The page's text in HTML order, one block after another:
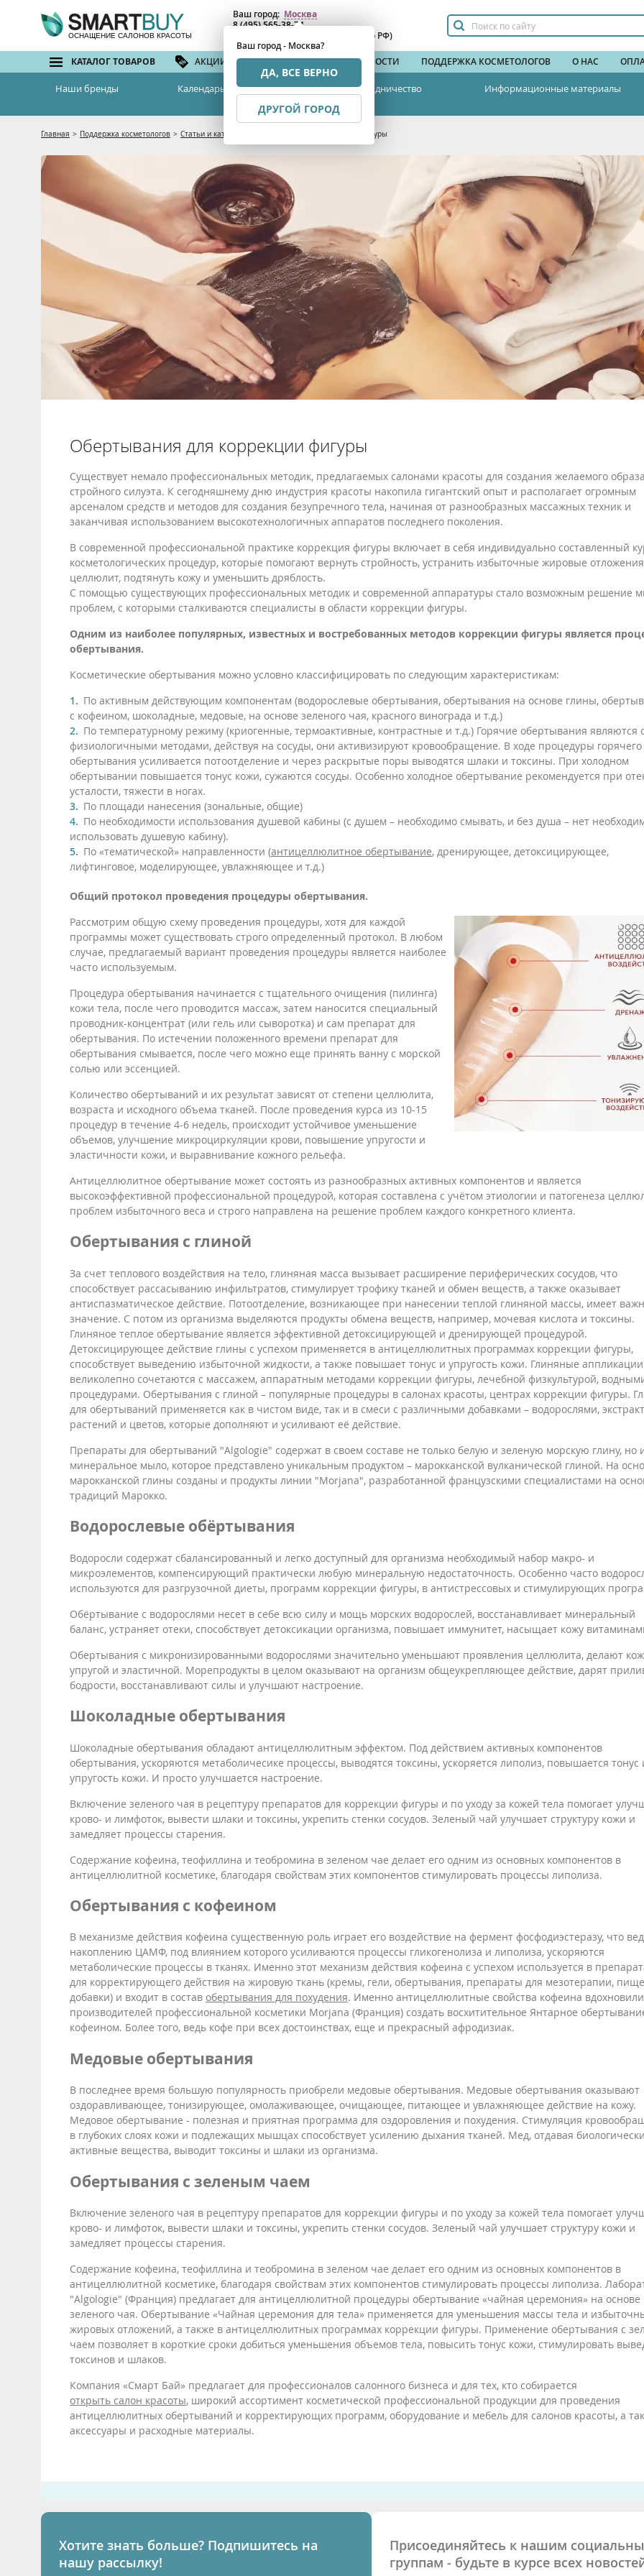
ОСНАЩЕНИЕ САЛОНОВ КРАСОТЫ
Ваш город: Москва
Ваш город - Москва?
ДА, ВСЕ ВЕРНО
ДРУГОЙ ГОРОД
8 (495) 565-38-74
(бесплатный по РФ)
КАТАЛОГ ТОВАРОВ АКЦИИ И СКИДКИ БРЕНДЫ НОВОСТИ ПОДДЕРЖКА КОСМЕТОЛОГОВ О НАС
Наши бренды Календарь семинаров Сотрудничество Информационные материалы
Главная > Поддержка косметологов > Статьи и каталоги Обертывания для коррекции фигуры
Обертывания для коррекции фигуры
Существует немало профессиональных методик, предлагаемых салонами красоты для создания желаемого
стройного силуэта. К сегодняшнему дню индустрия красоты накопила гигантский опыт и располагает огромным
арсеналом средств и методов для создания безупречного тела, начиная от разнообразных массажных техник и
заканчивая использованием высокотехнологичных аппаратов последнего поколения.
В современной профессиональной практике коррекция фигуры включает в себя индивидуально составленный
косметологических процедур, которые помогают вернуть стройность, устранить избыточные жировые
целлюлит, подтянуть кожу и уменьшить дряблость.
С помощью существующих профессиональных методик и современной аппаратуры стало возможным решение
проблем, с которыми сталкиваются специалисты в области коррекции фигуры.
Одним из наиболее популярных, известных и востребованных методов коррекции фигуры является
обертывания.
Косметические обертывания можно условно классифицировать по следующим характеристикам:
По активным действующим компонентам (водорослевые обертывания, обертывания на основе глины,
с кофеином, шоколадные, медовые, на основе зеленого чая, красного винограда и т.д.)
По температурному режиму (криогенные, термоактивные, контрастные и т.д.) Горячие обертывания являются
физиологичными методами, действуя на сосуды, они активизируют кровообращение. В ходе процедуры горячего
обертывания усиливается потоотделение и через раскрытые поры выводятся шлаки и токсины. При холодном
обертывании повышается тонус кожи, сужаются сосуды. Особенно холодное обертывание рекомендуется при
усталости, тяжести в ногах.
По площади нанесения (зональные, общие)
По необходимости использования душевой кабины (с душем – необходимо смывать, и без душа – нет
использовать душевую кабину).
По «тематической» направленности (антицеллюлитное обертывание, дренирующее, детоксицирующее,
лифтинговое, моделирующее, увлажняющее и т.д.)
Общий протокол проведения процедуры обертывания.
Рассмотрим общую схему проведения процедуры, хотя для каждой
программы может существовать строго определенный протокол. В любом
случае, предлагаемый вариант проведения процедуры является наиболее
часто используемым.
Процедура обертывания начинается с тщательного очищения (пилинга)
кожи тела, после чего проводится массаж, затем наносится специальный
проводник-концентрат (или гель или сыворотка) и сам препарат для
обертывания. По истечении положенного времени препарат для
обертывания смывается, после чего можно еще принять ванну с морской
солью или эссенцией.
Количество обертываний и их результат зависят от степени целлюлита,
возраста и исходного объема тканей. После проведения курса из 10-15
процедур в течение 4-6 недель, происходит устойчивое уменьшение
объемов, улучшение микроциркуляции крови, повышение упругости и
эластичности кожи, и выравнивание кожного рельефа.
Антицеллюлитное обертывание может состоять из разнообразных активных компонентов и является
высокоэффективной профессиональной процедурой, которая составлена с учётом этиологии и патогенеза
проблем избыточного веса и строго направлена на решение проблем каждого конкретного клиента.
Обертывания с глиной
За счет теплового воздействия на тело, глиняная масса вызывает расширение периферических сосудов, что
способствует рассасыванию инфильтратов, стимулирует трофику тканей и обмен веществ, а также оказывает
антиспазматическое действие. Потоотделение, возникающее при нанесении теплой глиняной массы, имеет
значение. С потом из организма выделяются продукты обмена веществ, например, мочевая кислота и токсины.
Глиняное теплое обертывание является эффективной детоксицирующей и дренирующей процедурой.
Детоксицирующее действие глины с успехом применяется в антицеллюлитных программах коррекции фигуры,
способствует выведению избыточной жидкости, а также повышает тонус и упругость кожи. Глиняные аппликации
великолепно сочетаются с массажем, аппаратным методами коррекции фигуры, лечебной физкультурой,
процедурами. Обертывания с глиной – популярные процедуры в салонах красоты, центрах коррекции фигуры.
для обертываний применяется как в чистом виде, так и в смеси с различными добавками – водорослями,
растений и цветов, которые дополняют и усиливают её действие.
Препараты для обертываний "Algologie" содержат в своем составе не только белую и зеленую морскую глину, но
минеральное мыло, которое представлено уникальным продуктом – марокканской вулканической глиной. На
марокканской глины созданы и продукты линии "Morjana", разработанной французскими специалистами на
традиций Марокко.
Водорослевые обёртывания
Водоросли содержат сбалансированный и легко доступный для организма необходимый набор макро- и
микроэлементов, компенсирующий практически любую минеральную недостаточность. Особенно часто
используются для разгрузочной диеты, программ коррекции фигуры, в антистрессовых и стимулирующих
Обёртывание с водорослями несет в себе всю силу и мощь морских водорослей, восстанавливает минеральный
баланс, устраняет отеки, способствует детоксикации организма, повышает иммунитет, насыщает кожу
Обертывания с микронизированными водорослями значительно уменьшают проявления целлюлита, делают
упругой и эластичной. Морепродукты в целом оказывают на организм общеукрепляющее действие, дарят
бодрости, восстанавливают силы и улучшают настроение.
Шоколадные обертывания
Шоколадные обертывания обладают антицеллюлитным эффектом. Под действием активных компонентов
обертывания, ускоряются метаболичесике процессы, выводятся токсины, ускоряется липолиз, повышается тонус
упругость кожи. И просто улучшается настроение.
Включение зеленого чая в рецептуру препаратов для коррекции фигуры и по уходу за кожей тела помогает
крово- и лимфоток, вывести шлаки и токсины, укрепить стенки сосудов. Зеленый чай улучшает структуру кожи и
замедляет процессы старения.
Содержание кофеина, теофиллина и теобромина в зеленом чае делает его одним из основных компонентов в
антицеллюлитной косметике, благодаря свойствам этих компонентов стимулировать процессы липолиза.
Обертывания с кофеином
В механизме действия кофеина существенную роль играет его воздействие на фермент фосфодиэстеразу, что
накоплению ЦАМФ, под влиянием которого усиливаются процессы гликогенолиза и липолиза, ускоряются
метаболические процессы в тканях. Именно этот механизм действия кофеина с успехом используется в
для корректирующего действия на жировую ткань (кремы, гели, обертывания, препараты для мезотерапии,
добавки) и входит в состав обертывания для похудения. Именно антицеллюлитные свойства кофеина вдохновили
производителей профессиональной косметики Morjana (Франция) создать восхитительное Янтарное
кофеином. Более того, ведь кофе при всех достоинствах, еще и прекрасный афродизиак.
Медовые обертывания
В последнее время большую популярность приобрели медовые обертывания. Медовые обертывания оказывают
оздоравливающее, тонизирующее, омолаживающее, очищающее, питающее и увлажняющее действие на кожу.
Медовое обертывание - полезная и приятная программа для оздоровления и похудения. Стимуляция
в глубоких слоях кожи и подлежащих мышцах способствует усилению дыхания тканей. Мед, отдавая биологически
активные вещества, выводит токсины и шлаки из организма.
Обертывания с зеленым чаем
Включение зеленого чая в рецептуру препаратов для коррекции фигуры и по уходу за кожей тела помогает
крово- и лимфоток, вывести шлаки и токсины, укрепить стенки сосудов. Зеленый чай улучшает структуру кожи и
замедляет процессы старения.
Содержание кофеина, теофиллина и теобромина в зеленом чае делает его одним из основных компонентов в
антицеллюлитной косметике, благодаря свойствам этих компонентов стимулировать процессы липолиза.
"Algologie" (Франция) предлагает для антицеллюлитной процедуры обертывание «чайная церемония» на основе
зеленого чая. Обертывание «Чайная церемония для тела» применяется для уменьшения массы тела и
жировых отложений, а также в антицеллюлитных программах коррекции фигуры. Применение обертывания с
чаем позволяет в короткие сроки добиться уменьшения объемов тела, повысить тонус кожи, стимулировать
токсинов и шлаков.
Компания «Смарт Бай» предлагает для профессионалов салонного бизнеса и для тех, кто собирается
открыть салон красоты, широкий ассортимент косметической профессиональной продукции для проведения
антицеллюлитных обертываний и корректирующих программ, оборудование и мебель для салонов красоты, а
аксессуары и расходные материалы.
Хотите знать больше? Подпишитесь на
нашу рассылку!
Присоединяйтесь к нашим
группам - будьте в курсе всех